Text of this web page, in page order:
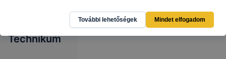
Centrum Vas-
és Villamosipari
Technikum
További lehetőségek Mindet elfogadom